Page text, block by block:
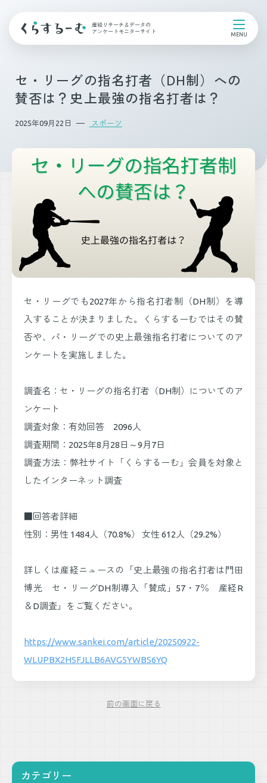
産経リサーチ＆データの
アンケートモニターサイト
セ・リーグの指名打者（DH制）への
賛否は？史上最強の指名打者は？
2025年09月22日 スポーツ
セ・リーグでも2027年から指名打者制（DH制）を導
入することが決まりました。くらするーむではその賛
否や、パ・リーグでの史上最強指名打者についてのア
ンケートを実施しました。
調査名：セ・リーグの指名打者（DH制）についてのア
ンケート
調査対象：有効回答 2096人
調査期間：2025年8月28日～9月7日
調査方法：弊社サイト「くらするーむ」会員を対象と
したインターネット調査
■回答者詳細
性別：男性 1484人（70.8%） 女性 612人（29.2%）
詳しくは産経ニュースの「史上最強の指名打者は門田
博光 セ・リーグDH制導入「賛成」57・7％ 産経R
＆D調査」をご覧ください。
https://www.sankei.com/article/20250922-
WLUPBX2HSFJLLB6AVG5YWBS6YQ
前の画面に戻る
カテゴリー